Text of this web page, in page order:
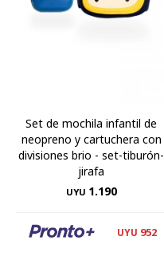
Set de mochila infantil de
neopreno y cartuchera con
divisiones brio - set-tiburón-
jirafa
UYU 1.190
UYU 952